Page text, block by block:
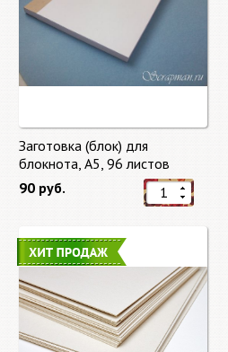
Заготовка (блок) для
блокнота, А5, 96 листов
90 руб.